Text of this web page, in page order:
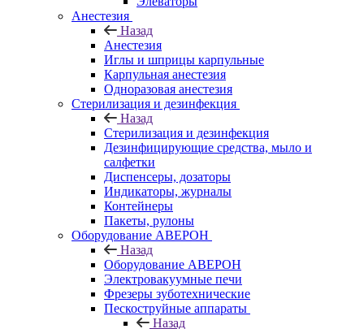
Анестезия
Назад
Анестезия
Иглы и шприцы карпульные
Карпульная анестезия
Одноразовая анестезия
Стерилизация и дезинфекция
Назад
Стерилизация и дезинфекция
Дезинфицирующие средства, мыло и
салфетки
Диспенсеры, дозаторы
Индикаторы, журналы
Контейнеры
Пакеты, рулоны
Оборудование АВЕРОН
Назад
Оборудование АВЕРОН
Электровакуумные печи
Фрезеры зуботехнические
Пескоструйные аппараты
Назад